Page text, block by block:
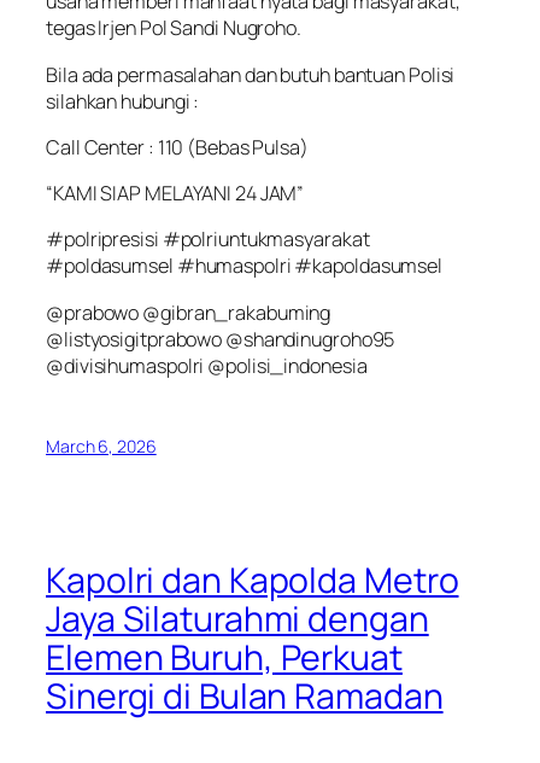
tegas Irjen Pol Sandi Nugroho.
Bila ada permasalahan dan butuh bantuan Polisi
silahkan hubungi :
Call Center : 110 (Bebas Pulsa)
“KAMI SIAP MELAYANI 24 JAM”
#polripresisi #polriuntukmasyarakat
#poldasumsel #humaspolri #kapoldasumsel
@prabowo @gibran_rakabuming
@listyosigitprabowo @shandinugroho95
@divisihumaspolri @polisi_indonesia
March 6, 2026
Kapolri dan Kapolda Metro
Jaya Silaturahmi dengan
Elemen Buruh, Perkuat
Sinergi di Bulan Ramadan